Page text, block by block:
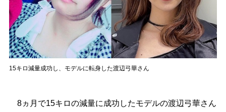
15キロ減量成功し、モデルに転身した渡辺弓華さん
8ヵ月で15キロの減量に成功したモデルの渡辺弓華さん